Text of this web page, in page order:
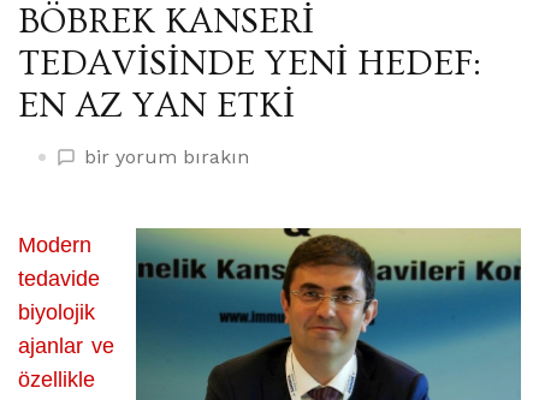
BÖBREK KANSERİ
TEDAVİSİNDE YENİ HEDEF:
EN AZ YAN ETKİ
BÖBREK
YENİ
HEDEF:
EN
YAN
ETKİ
bir yorum bırakın
Modern
tedavide
biyolojik
ajanlar ve
özellikle